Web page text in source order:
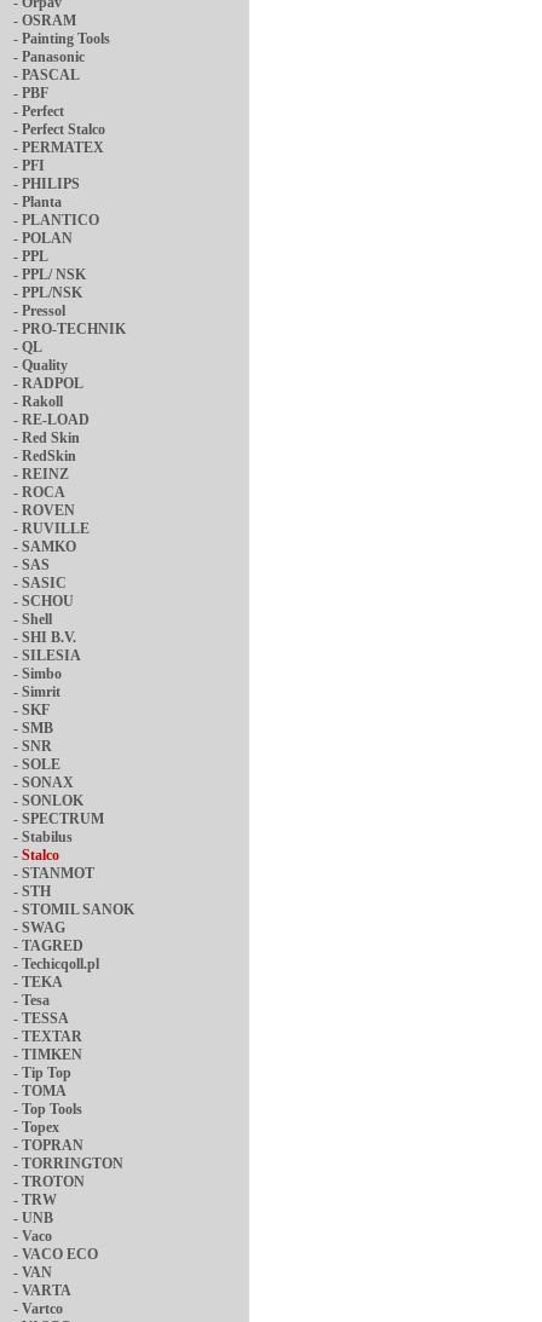
- OSRAM
- Painting Tools
- Panasonic
- PASCAL
- PBF
- Perfect
- Perfect Stalco
- PERMATEX
- PFI
- PHILIPS
- Planta
- PLANTICO
- POLAN
- PPL
- PPL/ NSK
- PPL/NSK
- Pressol
- PRO-TECHNIK
- QL
- Quality
- RADPOL
- Rakoll
- RE-LOAD
- Red Skin
- RedSkin
- REINZ
- ROCA
- ROVEN
- RUVILLE
- SAMKO
- SAS
- SASIC
- SCHOU
- Shell
- SHI B.V.
- SILESIA
- Simbo
- Simrit
- SKF
- SMB
- SNR
- SOLE
- SONAX
- SONLOK
- SPECTRUM
- Stabilus
- Stalco
- STANMOT
- STH
- STOMIL SANOK
- SWAG
- TAGRED
- Techicqoll.pl
- TEKA
- Tesa
- TESSA
- TEXTAR
- TIMKEN
- Tip Top
- TOMA
- Top Tools
- Topex
- TOPRAN
- TORRINGTON
- TROTON
- TRW
- UNB
- Vaco
- VACO ECO
- VAN
- VARTA
- Vartco